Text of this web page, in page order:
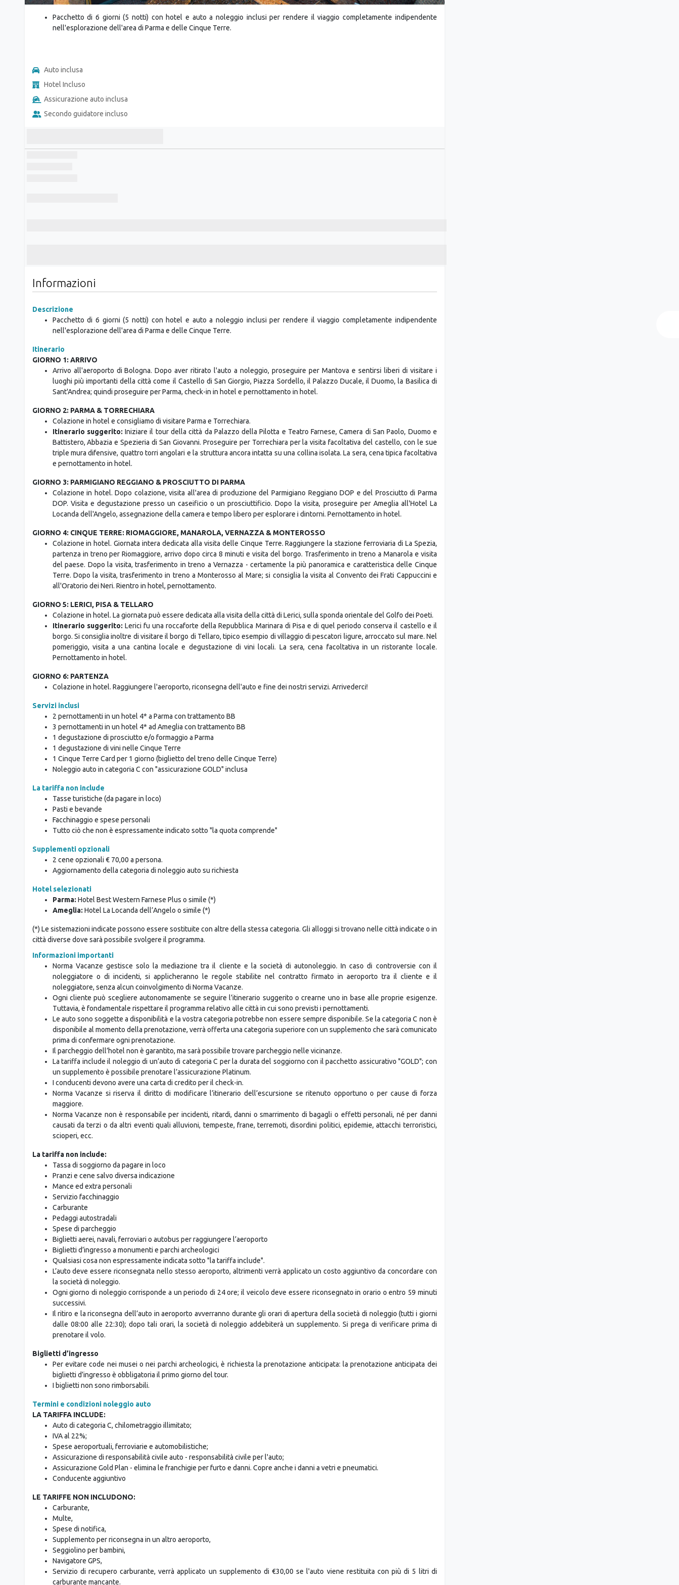
nell'esplorazione dell'area di Parma e delle Cinque Terre.
Auto inclusa
Informazioni
Descrizione
Pacchetto di 6 giorni (5 notti) con hotel e auto a noleggio inclusi per rendere il viaggio completamente indipendente
nell'esplorazione dell'area di Parma e delle Cinque Terre.
Itinerario
Arrivo all'aeroporto di Bologna. Dopo aver ritirato l'auto a noleggio, proseguire per Mantova e sentirsi liberi di visitare i
luoghi più importanti della città come il Castello di San Giorgio, Piazza Sordello, il Palazzo Ducale, il Duomo, la Basilica di
Sant'Andrea; quindi proseguire per Parma, check-in in hotel e pernottamento in hotel.
GIORNO 2: PARMA & TORRECHIARA
Colazione in hotel e consigliamo di visitare Parma e Torrechiara.
Battistero, Abbazia e Spezieria di San Giovanni. Proseguire per Torrechiara per la visita facoltativa del castello, con le sue
triple mura difensive, quattro torri angolari e la struttura ancora intatta su una collina isolata. La sera, cena tipica facoltativa
e pernottamento in hotel.
Colazione in hotel. Dopo colazione, visita all'area di produzione del Parmigiano Reggiano DOP e del Prosciutto di Parma
DOP. Visita e degustazione presso un caseificio o un prosciuttificio. Dopo la visita, proseguire per Ameglia all'Hotel La
Locanda dell'Angelo, assegnazione della camera e tempo libero per esplorare i dintorni. Pernottamento in hotel.
GIORNO 4: CINQUE TERRE: RIOMAGGIORE, MANAROLA, VERNAZZA & MONTEROSSO
Colazione in hotel. Giornata intera dedicata alla visita delle Cinque Terre. Raggiungere la stazione ferroviaria di La Spezia,
del paese. Dopo la visita, trasferimento in treno a Vernazza - certamente la più panoramica e caratteristica delle Cinque
Terre. Dopo la visita, trasferimento in treno a Monterosso al Mare; si consiglia la visita al Convento dei Frati Cappuccini e
all'Oratorio dei Neri. Rientro in hotel, pernottamento.
GIORNO 5: LERICI, PISA & TELLARO
Colazione in hotel. La giornata può essere dedicata alla visita della città di Lerici, sulla sponda orientale del Golfo dei Poeti.
borgo. Si consiglia inoltre di visitare il borgo di Tellaro, tipico esempio di villaggio di pescatori ligure, arroccato sul mare. Nel
pomeriggio, visita a una cantina locale e degustazione di vini locali. La sera, cena facoltativa in un ristorante locale.
Pernottamento in hotel.
GIORNO 6: PARTENZA
Colazione in hotel. Raggiungere l'aeroporto, riconsegna dell'auto e fine dei nostri servizi. Arrivederci!
Servizi inclusi
2 pernottamenti in un hotel 4* a Parma con trattamento BB
3 pernottamenti in un hotel 4* ad Ameglia con trattamento BB
1 degustazione di vini nelle Cinque Terre
1 Cinque Terre Card per 1 giorno (biglietto del treno delle Cinque Terre)
Noleggio auto in categoria C con "assicurazione GOLD" inclusa
La tariffa non include
Pasti e bevande
Facchinaggio e spese personali
Tutto ciò che non è espressamente indicato sotto "la quota comprende"
Supplementi opzionali
2 cene opzionali € 70,00 a persona.
Aggiornamento della categoria di noleggio auto su richiesta
Hotel selezionati
Parma:Hotel Best Western Farnese Plus o simile (*)
Ameglia:Hotel La Locanda dell’Angelo o simile (*)
(*) Le sistemazioni indicate possono essere sostituite con altre della stessa categoria. Gli alloggi si trovano nelle città indicate o in
città diverse dove sarà possibile svolgere il programma.
Informazioni importanti
Norma Vacanze gestisce solo la mediazione tra il cliente e la società di autonoleggio. In caso di controversie con il
noleggiatore o di incidenti, si applicheranno le regole stabilite nel contratto firmato in aeroporto tra il cliente e il
noleggiatore, senza alcun coinvolgimento di Norma Vacanze.
Ogni cliente può scegliere autonomamente se seguire l’itinerario suggerito o crearne uno in base alle proprie esigenze.
Tuttavia, è fondamentale rispettare il programma relativo alle città in cui sono previsti i pernottamenti.
Le auto sono soggette a disponibilità e la vostra categoria potrebbe non essere sempre disponibile. Se la categoria C non è
disponibile al momento della prenotazione, verrà offerta una categoria superiore con un supplemento che sarà comunicato
prima di confermare ogni prenotazione.
Il parcheggio dell’hotel non è garantito, ma sarà possibile trovare parcheggio nelle vicinanze.
La tariffa include il noleggio di un’auto di categoria C per la durata del soggiorno con il pacchetto assicurativo "GOLD"; con
un supplemento è possibile prenotare l’assicurazione Platinum.
I conducenti devono avere una carta di credito per il check-in.
Norma Vacanze si riserva il diritto di modificare l’itinerario dell’escursione se ritenuto opportuno o per cause di forza
Norma Vacanze non è responsabile per incidenti, ritardi, danni o smarrimento di bagagli o effetti personali, né per danni
causati da terzi o da altri eventi quali alluvioni, tempeste, frane, terremoti, disordini politici, epidemie, attacchi terroristici,
scioperi, ecc.
La tariffa non include:
Tassa di soggiorno da pagare in loco
Pranzi e cene salvo diversa indicazione
Mance ed extra personali
Servizio facchinaggio
Carburante
Pedaggi autostradali
Spese di parcheggio
Biglietti aerei, navali, ferroviari o autobus per raggiungere l’aeroporto
Biglietti d’ingresso a monumenti e parchi archeologici
Qualsiasi cosa non espressamente indicata sotto "la tariffa include".
L’auto deve essere riconsegnata nello stesso aeroporto, altrimenti verrà applicato un costo aggiuntivo da concordare con
la società di noleggio.
Ogni giorno di noleggio corrisponde a un periodo di 24 ore; il veicolo deve essere riconsegnato in orario o entro 59 minuti
Il ritiro e la riconsegna dell’auto in aeroporto avverranno durante gli orari di apertura della società di noleggio (tutti i giorni
dalle 08:00 alle 22:30); dopo tali orari, la società di noleggio addebiterà un supplemento. Si prega di verificare prima di
prenotare il volo.
Per evitare code nei musei o nei parchi archeologici, è richiesta la prenotazione anticipata: la prenotazione anticipata dei
biglietti d’ingresso è obbligatoria il primo giorno del tour.
I biglietti non sono rimborsabili.
Termini e condizioni noleggio auto
LA TARIFFA INCLUDE:
Auto di categoria C, chilometraggio illimitato;
IVA al 22%;
Assicurazione di responsabilità civile auto - responsabilità civile per l'auto;
Assicurazione Gold Plan - elimina le franchigie per furto e danni. Copre anche i danni a vetri e pneumatici.
Conducente aggiuntivo
LE TARIFFE NON INCLUDONO:
Carburante,
Multe,
Spese di notifica,